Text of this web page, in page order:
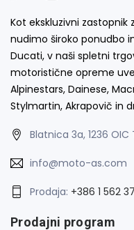
Kot ekskluzivni
nudimo široko ponudbo
Ducati, v naši spletni
motoristične opreme
Alpinestars, Dainese,
Stylmartin, Akrapovič in
Blatnica 3a, 1236 OIC
info@moto-as.com
Prodaja: +386 1 562
Prodajni program